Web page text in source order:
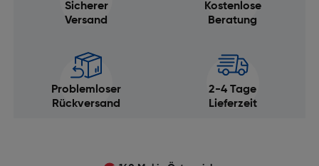
Sicherer
Versand
Kostenlose
Beratung
Problemloser
Rückversand
2-4 Tage
Lieferzeit